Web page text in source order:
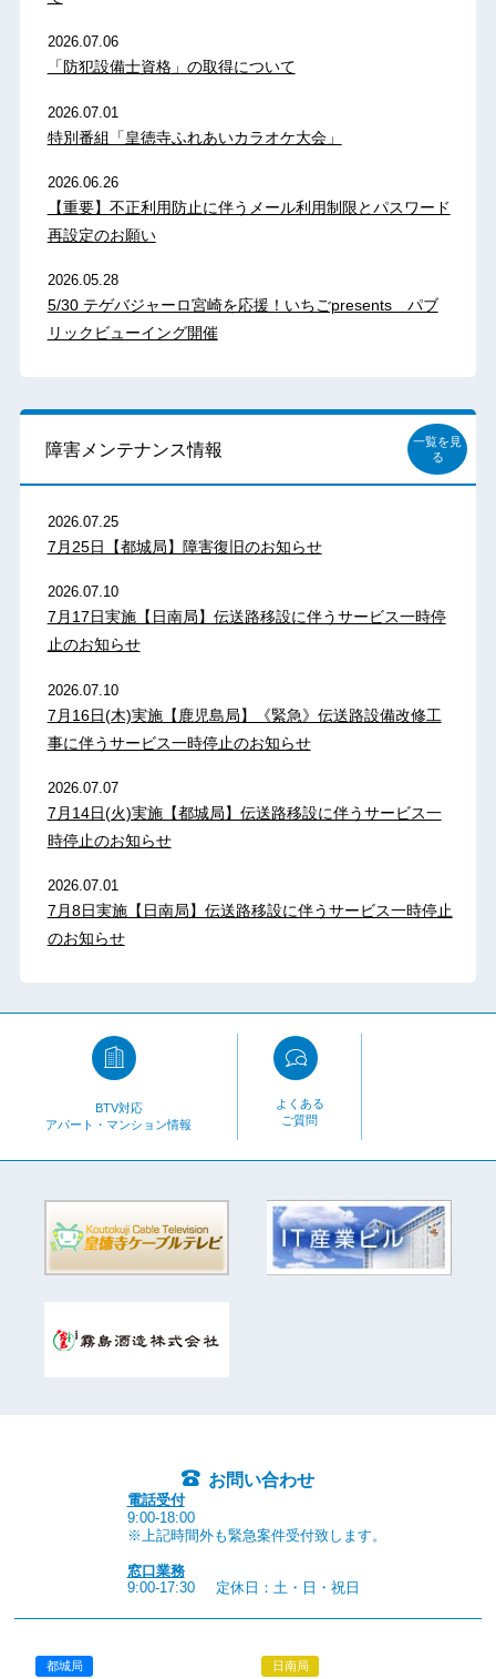
2026.07.06
「防犯設備士資格」の取得について
2026.07.01
特別番組「皇徳寺ふれあいカラオケ大会」
2026.06.26
【重要】不正利用防止に伴うメール利用制限とパスワード
再設定のお願い
2026.05.28
5/30 テゲバジャーロ宮崎を応援！いちごpresents パブ
リックビューイング開催
障害メンテナンス情報
一覧を見
る
2026.07.25
7月25日【都城局】障害復旧のお知らせ
2026.07.10
7月17日実施【日南局】伝送路移設に伴うサービス一時停
止のお知らせ
2026.07.10
7月16日(木)実施【鹿児島局】《緊急》伝送路設備改修工
事に伴うサービス一時停止のお知らせ
2026.07.07
7月14日(火)実施【都城局】伝送路移設に伴うサービス一
時停止のお知らせ
2026.07.01
7月8日実施【日南局】伝送路移設に伴うサービス一時停止
のお知らせ
BTV対応
アパート・マンション情報
よくある
ご質問
お問い合わせ
電話受付
9:00-18:00
※上記時間外も緊急案件受付致します。
窓口業務
9:00-17:30
定休日：土・日・祝日
都城局 日南局